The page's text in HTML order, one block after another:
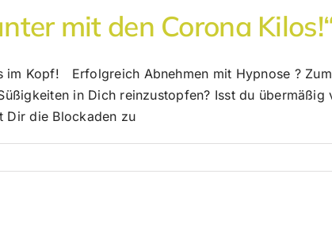
mit den Corona
im Kopf! Erfolgreich Abnehmen mit Hypnose ?
in Dich reinzustopfen? Isst du
Dir die Blockaden zu